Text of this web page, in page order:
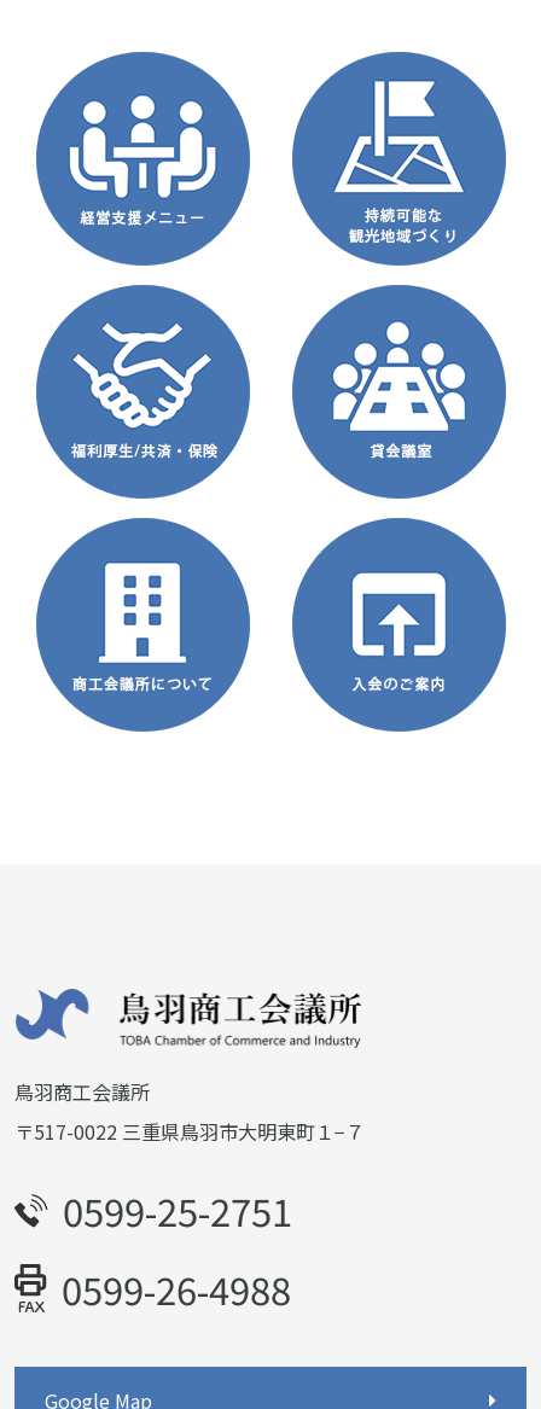
鳥羽商工会議所
〒517-0022 三重県鳥羽市大明東町１−７
0599-25-2751
0599-26-4988
Google Map